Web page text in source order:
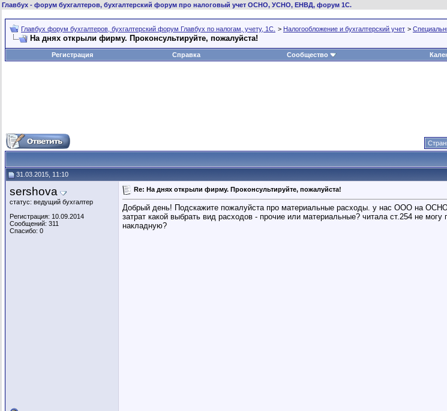
Главбух - форум бухгалтеров, бухгалтерский форум про налоговый учет ОСНО, УСНО, ЕНВД, форум 1С.
Главбух форум бухгалтеров, бухгалтерский форум Главбух по налогам, учету, 1С. > Налогообложение и бухгалтерский учет >
На днях открыли фирму. Проконсультируйте, пожалуйста!
Регистрация
Справка Сообщество
31.03.2015, 11:10
sershova
статус: ведущий бухгалтер
Регистрация: 10.09.2014
Сообщений: 311
Спасибо: 0
Re: На днях открыли фирму. Проконсультируйте, пожалуйста!
Добрый день! Подскажите пожалуйста про материальные расходы. у нас ООО на
затрат какой выбрать вид расходов - прочие или материальные? читала ст.254 не
накладную?